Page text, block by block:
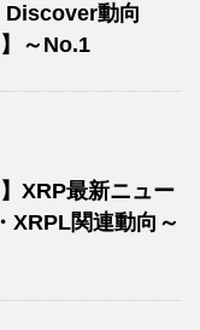
動向
～No.1
XRP最新ニュー
XRPL関連動向～